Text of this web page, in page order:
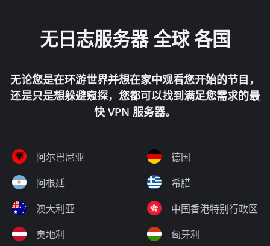
无日志服务器全球 各国
无论您是在环游世界并想在家中观看您开始的节目，
还是只是想躲避窥探，您都可以找到满足您需求的最
快 VPN 服务器。
阿尔巴尼亚
阿根廷
澳大利亚
奥地利
德国
希腊
中国香港特别行政区
匈牙利